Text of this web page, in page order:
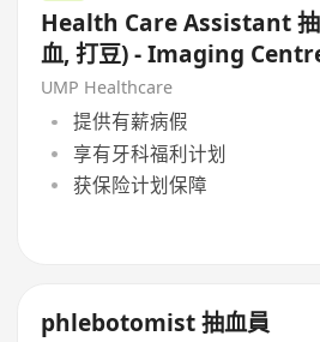
Health Care Assistant
血, 打豆) - Imaging
(Kowloon/HK Island)
UMP Healthcare
提供有薪病假
享有牙科福利计划
获保险计划保障
phlebotomist 抽血員